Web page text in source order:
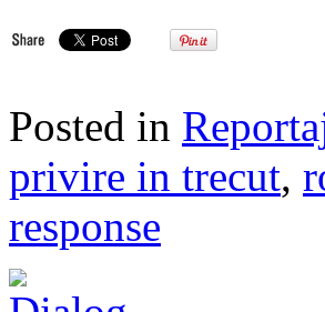
Posted in
privire in trecut,
response